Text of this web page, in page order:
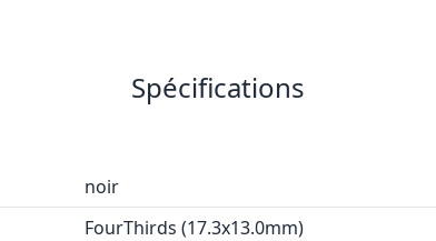
Spécifications
noir
FourThirds (17.3x13.0mm)